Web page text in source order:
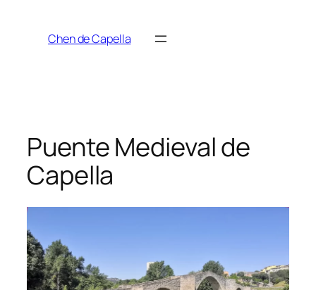
contenidoChen de Capella
Puente Medieval de
Capella